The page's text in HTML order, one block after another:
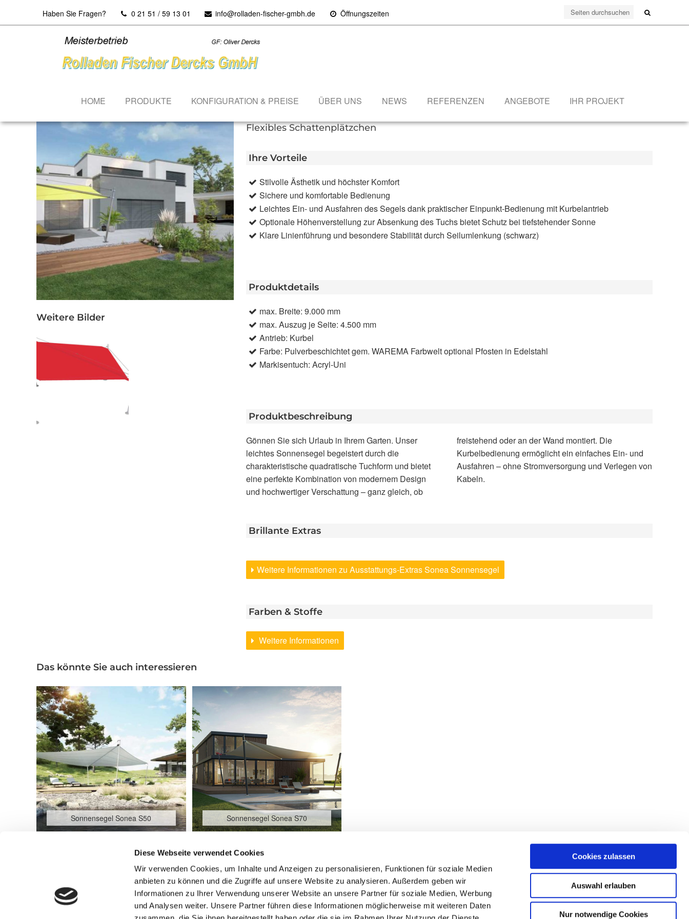
Diese Webseite verwendet Cookies
Wir verwenden Cookies, um Inhalte und Anzeigen zu personalisieren, Funktionen für soziale Medien
anbieten zu können und die Zugriffe auf unsere Website zu analysieren. Außerdem geben wir
Informationen zu Ihrer Verwendung unserer Website an unsere Partner für soziale Medien, Werbung
und Analysen weiter. Unsere Partner führen diese Informationen möglicherweise mit weiteren Daten
Cookies zulassen
Auswahl erlauben
Nur notwendige Cookies
Haben Sie Fragen? 0 21 51 / 59 13 01 info@rolladen-fischer-gmbh.de Öffnungszeiten
HOME PRODUKTE KONFIGURATION & PREISE ÜBER UNS NEWS REFERENZEN ANGEBOTE IHR PROJEKT
Flexibles Schattenplätzchen
Ihre Vorteile
Stilvolle Ästhetik und höchster Komfort
Sichere und komfortable Bedienung
Leichtes Ein- und Ausfahren des Segels dank praktischer Einpunkt-Bedienung mit Kurbelantrieb
Optionale Höhenverstellung zur Absenkung des Tuchs bietet Schutz bei tiefstehender Sonne
Klare Linienführung und besondere Stabilität durch Seilumlenkung (schwarz)
Produktdetails
max. Breite: 9.000 mm
max. Auszug je Seite: 4.500 mm
Antrieb: Kurbel
Farbe: Pulverbeschichtet gem. WAREMA Farbwelt optional Pfosten in Edelstahl
Markisentuch: Acryl-Uni
Produktbeschreibung
Gönnen Sie sich Urlaub in Ihrem Garten. Unser
leichtes Sonnensegel begeistert durch die
charakteristische quadratische Tuchform und bietet
eine perfekte Kombination von modernem Design
und hochwertiger Verschattung – ganz gleich, ob
freistehend oder an der Wand montiert. Die
Kurbelbedienung ermöglicht ein einfaches Ein- und
Ausfahren – ohne Stromversorgung und Verlegen von
Kabeln.
Brillante Extras
Weitere Informationen zu Ausstattungs-Extras Sonea Sonnensegel
Farben & Stoffe
Weitere Informationen
Weitere Bilder
Das könnte Sie auch interessieren
Sonnensegel Sonea S50 Sonnensegel Sonea S70
Beitragsnavigation Glasleisten-Schattierungen